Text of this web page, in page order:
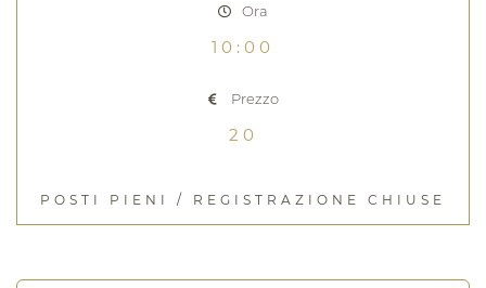
Ora
10:00
Prezzo
20
POSTI PIENI / REGISTRAZIONE CHIUSE